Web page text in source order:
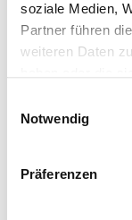
soziale Medien,
Partner führen
weiteren Daten
Notwendig
Präferenzen